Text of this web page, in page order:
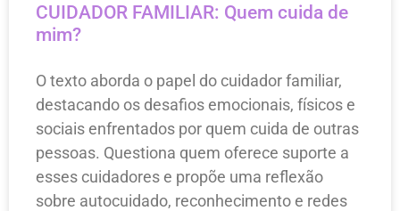
CUIDADOR FAMILIAR: Quem cuida de
mim?
O texto aborda o papel do cuidador familiar,
destacando os desafios emocionais, físicos e
sociais enfrentados por quem cuida de outras
pessoas. Questiona quem oferece suporte a
esses cuidadores e propõe uma reflexão
sobre autocuidado, reconhecimento e redes